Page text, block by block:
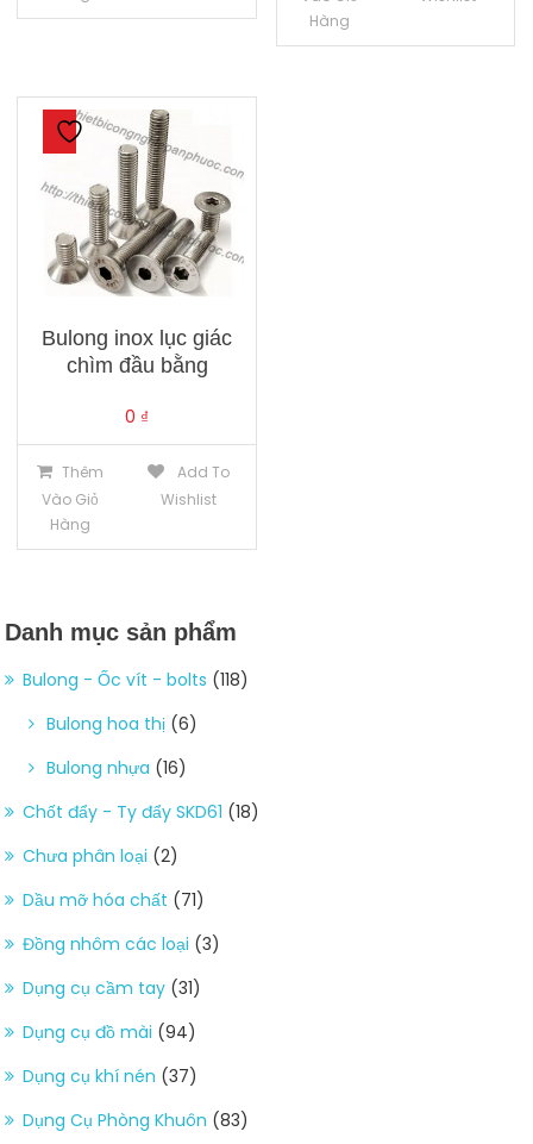
Hàng
Bulong inox lục giác
chìm đầu bằng
0 ₫
Thêm
Vào Giỏ
Hàng
Add To
Wishlist
Danh mục sản phẩm
Bulong - Ốc vít - bolts (118)
Bulong hoa thị (6)
Bulong nhựa (16)
Chốt đẩy - Ty đẩy SKD61 (18)
Chưa phân loại (2)
Dầu mỡ hóa chất (71)
Đồng nhôm các loại (3)
Dụng cụ cầm tay (31)
Dụng cụ đồ mài (94)
Dụng cụ khí nén (37)
Dụng Cụ Phòng Khuôn (83)